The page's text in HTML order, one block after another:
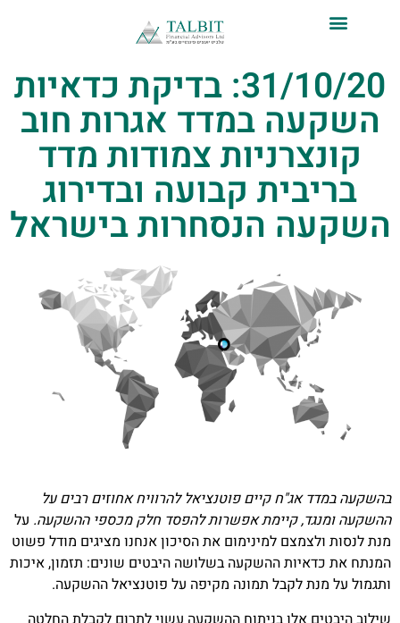
31/10/20: בדיקת כדאיות
השקעה במדד אגרות חוב
קונצרניות צמודות מדד
בריבית קבועה ובדירוג
השקעה הנסחרות בישראל
בהשקעה במדד אג"ח קיים פוטנציאל להרוויח אחוזים רבים על
ההשקעה ומנגד, קיימת אפשרות להפסד חלק מכספי ההשקעה. על
מנת לנסות ולצמצם למינימום את הסיכון אנחנו מציגים מודל פשוט
המנתח את כדאיות ההשקעה בשלושה היבטים שונים: תזמון, איכות
ותגמול על מנת לקבל תמונה מקיפה על פוטנציאל ההשקעה.